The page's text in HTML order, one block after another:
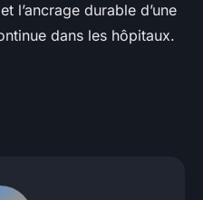
l’ancrage durable d’une
dans les hôpitaux.